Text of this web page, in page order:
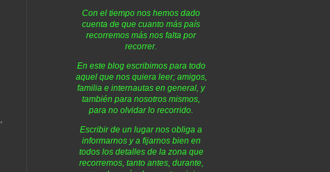
Con el tiempo nos hemos dado
cuenta de que cuanto más país
recorremos más nos falta por
recorrer.
En este blog escribimos para todo
aquel que nos quiera leer; amigos,
familia e internautas en general, y
también para nosotros mismos,
para no olvidar lo recorrido.
Escribir de un lugar nos obliga a
informarnos y a fijarnos bien en
todos los detalles de la zona que
recorremos, tanto antes, durante,